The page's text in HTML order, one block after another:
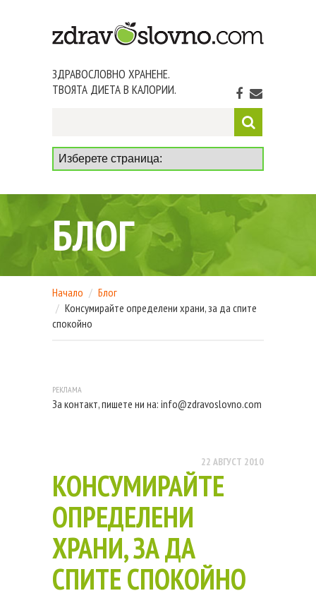
ЗДРАВОСЛОВНО ХРАНЕНЕ.
ТВОЯТА ДИЕТА В КАЛОРИИ.
БЛОГ
Начало
Блог
Консумирайте определени храни, за да спите
спокойно
За контакт, пишете ни на: info@zdravoslovno.com
22 АВГУСТ 2010
КОНСУМИРАЙТЕ
ОПРЕДЕЛЕНИ
ХРАНИ, ЗА ДА
СПИТЕ СПОКОЙНО